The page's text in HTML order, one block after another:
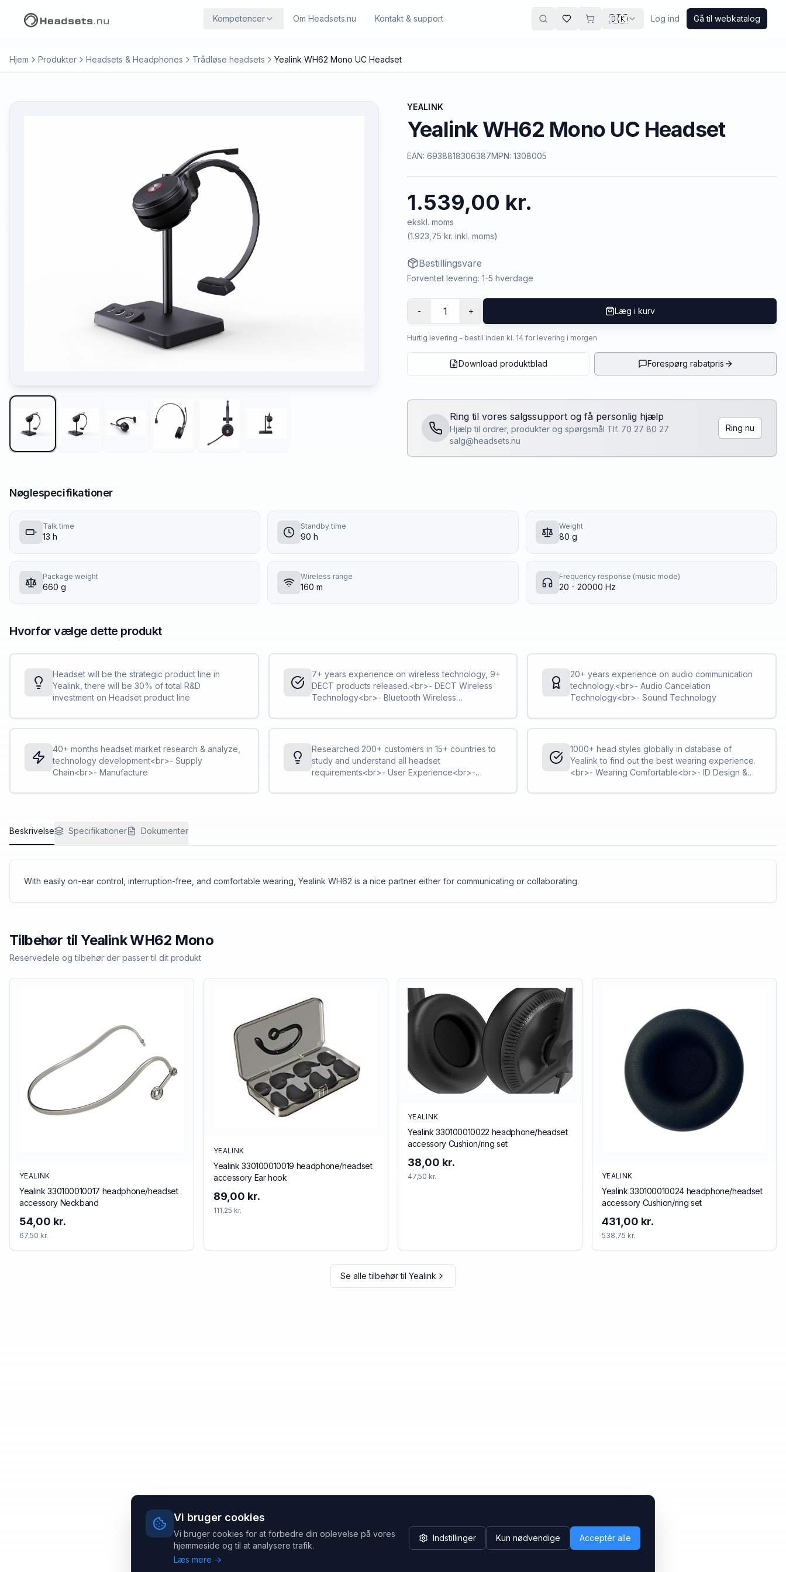
Vi bruger cookies
Vi bruger cookies for at forbedre din oplevelse på vores
hjemmeside og til at analysere trafik.
Læs mere →
Indstillinger Kun nødvendige Acceptér alle
Kompetencer Om Headsets.nu Kontakt & support 🇩🇰 Log ind Gå til webkatalog
Hjem Produkter Headsets & Headphones Trådløse headsets Yealink WH62 Mono UC Headset
YEALINK
Yealink WH62 Mono UC Headset
EAN: 6938818306387MPN: 1308005
1.539,00 kr.
ekskl. moms
(1.923,75 kr. inkl. moms)
Bestillingsvare
Forventet levering: 1-5 hverdage
- 1 + Læg i kurv
Hurtig levering - bestil inden kl. 14 for levering i morgen
Download produktblad Forespørg rabatpris
Ring til vores salgssupport og få personlig hjælp
Hjælp til ordrer, produkter og spørgsmål Tlf. 70 27 80 27
salg@headsets.nu
Ring nu
Nøglespecifikationer
Talk time
13 h
Standby time
90 h
Weight
80 g
Package weight
660 g
Wireless range
160 m
Frequency response (music mode)
20 - 20000 Hz
Hvorfor vælge dette produkt
Headset will be the strategic product line in
Yealink, there will be 30% of total R&D
investment on Headset product line
7+ years experience on wireless technology, 9+
DECT products released.<br>- DECT Wireless
Technology<br>- Bluetooth Wireless
20+ years experience on audio communication
technology.<br>- Audio Cancelation
Technology<br>- Sound Technology
40+ months headset market research & analyze,
technology development<br>- Supply
Chain<br>- Manufacture
Researched 200+ customers in 15+ countries to
study and understand all headset
requirements<br>- User Experience<br>-
1000+ head styles globally in database of
Yealink to find out the best wearing experience.
<br>- Wearing Comfortable<br>- ID Design &
Beskrivelse Specifikationer Dokumenter
With easily on-ear control, interruption-free, and comfortable wearing, Yealink WH62 is a nice partner either for communicating or collaborating.
Tilbehør tilYealinkWH62 Mono
Reservedele og tilbehør der passer til dit produkt
YEALINK
Yealink 330100010017 headphone/headset
accessory Neckband
54,00 kr.
67,50 kr.
YEALINK
Yealink 330100010019 headphone/headset
accessory Ear hook
89,00 kr.
111,25 kr.
YEALINK
Yealink 330100010022 headphone/headset
accessory Cushion/ring set
38,00 kr.
47,50 kr. YEALINK
Yealink 330100010024 headphone/headset
accessory Cushion/ring set
431,00 kr.
538,75 kr.
Se alle tilbehør til Yealink